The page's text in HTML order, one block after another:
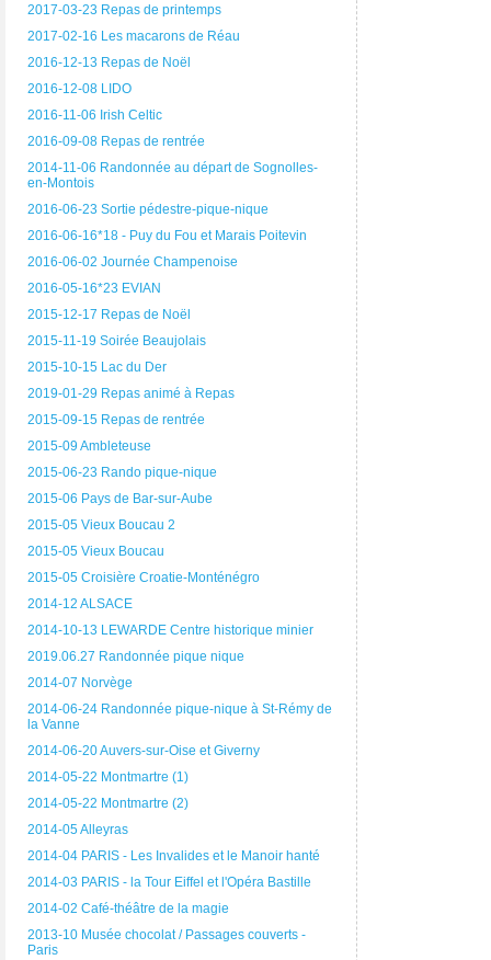
2017-03-23 Repas de printemps
2017-02-16 Les macarons de Réau
2016-12-13 Repas de Noël
2016-12-08 LIDO
2016-11-06 Irish Celtic
2016-09-08 Repas de rentrée
2014-11-06 Randonnée au départ de Sognolles-
en-Montois
2016-06-23 Sortie pédestre-pique-nique
2016-06-16*18 - Puy du Fou et Marais Poitevin
2016-06-02 Journée Champenoise
2016-05-16*23 EVIAN
2015-12-17 Repas de Noël
2015-11-19 Soirée Beaujolais
2015-10-15 Lac du Der
2019-01-29 Repas animé à Repas
2015-09-15 Repas de rentrée
2015-09 Ambleteuse
2015-06-23 Rando pique-nique
2015-06 Pays de Bar-sur-Aube
2015-05 Vieux Boucau 2
2015-05 Vieux Boucau
2015-05 Croisière Croatie-Monténégro
2014-12 ALSACE
2014-10-13 LEWARDE Centre historique minier
2019.06.27 Randonnée pique nique
2014-07 Norvège
2014-06-24 Randonnée pique-nique à St-Rémy de
la Vanne
2014-06-20 Auvers-sur-Oise et Giverny
2014-05-22 Montmartre (1)
2014-05-22 Montmartre (2)
2014-05 Alleyras
2014-04 PARIS - Les Invalides et le Manoir hanté
2014-03 PARIS - la Tour Eiffel et l'Opéra Bastille
2014-02 Café-théâtre de la magie
2013-10 Musée chocolat / Passages couverts -
Paris